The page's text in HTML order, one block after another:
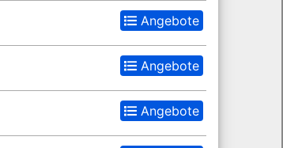
Angebote
Angebote
Angebote